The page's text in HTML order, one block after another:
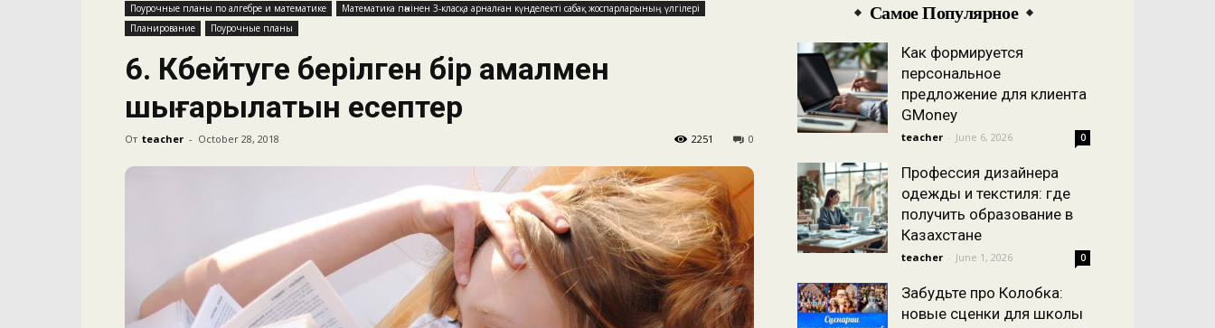
КАЛЕНДАРНОЕ
ПЛАНИРОВАНИЕ
Поурочные планы по алгебре и математике
Математика пәнінен 3-класқа арналған күнделекті сабақ жоспарларының үлгілері
Планирование
Поурочные планы
6. Көбейтуге берілген бір амалмен
шығарылатын есептер
От teacher - October 28, 2018 0
2251
Самое Популярное
Как формируется
персональное
предложение для клиента
GMoney
teacher - June 6, 2026 0
Профессия дизайнера
одежды и текстиля: где
получить образование в
Казахстане
teacher - June 1, 2026 0
Забудьте про Колобка:
новые сценки для школы